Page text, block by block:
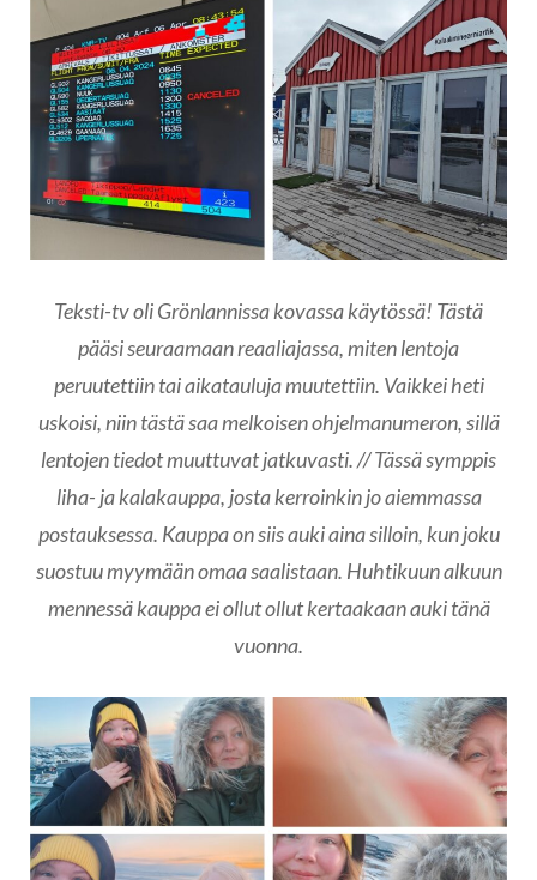
Teksti-tv oli Grönlannissa kovassa käytössä! Tästä
pääsi seuraamaan reaaliajassa, miten lentoja
peruutettiin tai aikatauluja muutettiin. Vaikkei heti
uskoisi, niin tästä saa melkoisen ohjelmanumeron, sillä
lentojen tiedot muuttuvat jatkuvasti. // Tässä symppis
liha- ja kalakauppa, josta kerroinkin jo aiemmassa
postauksessa. Kauppa on siis auki aina silloin, kun joku
suostuu myymään omaa saalistaan. Huhtikuun alkuun
mennessä kauppa ei ollut ollut kertaakaan auki tänä
vuonna.